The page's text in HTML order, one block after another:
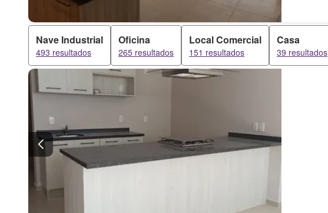
Nave Industrial
493 resultados
Oficina
265 resultados
Local Comercial
151 resultados
Casa
39 resultados